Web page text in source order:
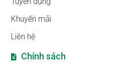
Khuyến mãi
Liên hệ
Chính sách